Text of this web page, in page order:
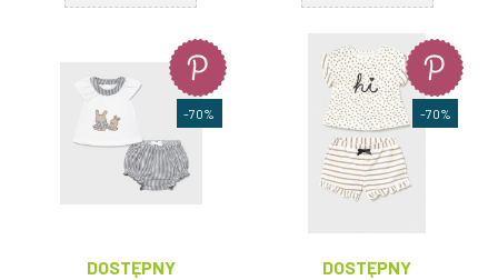
DOSTĘPNY
-70%
DOSTĘPNY
-70%